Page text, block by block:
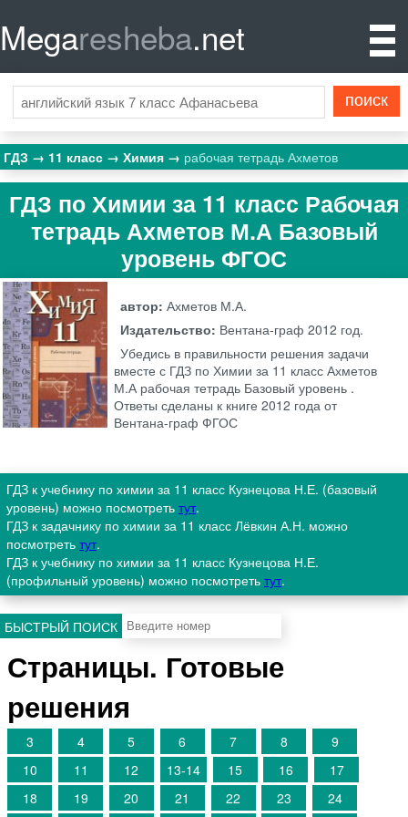
Megaresheba.net
ГДЗ 11 класс Химия рабочая тетрадь Ахметов
ГДЗ по Химии за 11 класс Рабочая
тетрадь Ахметов М.А Базовый
уровень ФГОС
автор:Ахметов М.А.
Издательство: Вентана-граф 2012 год.
Убедись в правильности решения задачи
вместе с ГДЗ по Химии за 11 класс Ахметов
М.А рабочая тетрадь Базовый уровень .
Ответы сделаны к книге 2012 года от
Вентана-граф ФГОС
ГДЗ к учебнику по химии за 11 класс Кузнецова Н.Е. (базовый
уровень) можно посмотреть тут.
ГДЗ к задачнику по химии за 11 класс Лёвкин А.Н. можно
посмотреть тут.
ГДЗ к учебнику по химии за 11 класс Кузнецова Н.Е.
(профильный уровень) можно посмотреть тут.
БЫСТРЫЙ ПОИСК
Страницы. Готовые
решения
3 4 5 6 7 8
9
10
11 12 13-14 15 16
17
18
19 20 21 22 23
24